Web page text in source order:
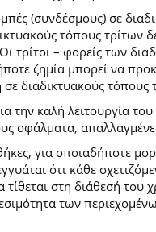
(συνδέσμους) σε
τόπους τρίτων
τρίτοι – φορείς των
ζημία μπορεί να
διαδικτυακούς
καλή λειτουργία
σφάλματα,
για οποιαδήποτε
ότι κάθε
στη διάθεσή
των